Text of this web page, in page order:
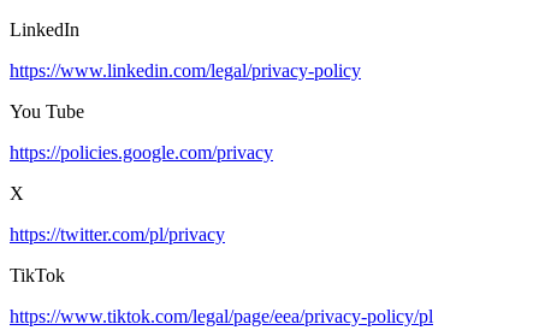
LinkedIn
https://www.linkedin.com/legal/privacy-policy
You Tube
https://policies.google.com/privacy
X
https://twitter.com/pl/privacy
TikTok
https://www.tiktok.com/legal/page/eea/privacy-policy/pl